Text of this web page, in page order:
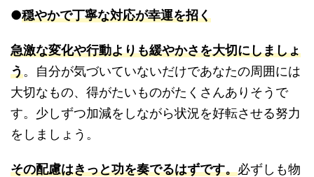
●穏やかで丁寧な対応が幸運を招く
急激な変化や行動よりも緩やかさを大切にしましょ
う。自分が気づいていないだけであなたの周囲には
大切なもの、得がたいものがたくさんありそうで
す。少しずつ加減をしながら状況を好転させる努力
をしましょう。
その配慮はきっと功を奏でるはずです。必ずしも物